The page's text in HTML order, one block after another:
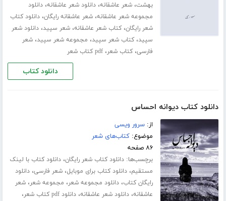
بهشت،شعر عاشقانه،دانلود شعر عاشقانه،دانلود
مجموعه شعر عاشقانه،شعر عاشقانه رایگان،دانلود کتاب
شعر رایگان،کتاب شعر عاشقانه،شعر سپید،دانلود شعر
سپید،کتاب شعر سپید، مجموعه شعر سپید،شعر
فارسی،کتاب شعر،pdf کتاب شعر
دانلود کتاب
دانلود کتاب دیوانه احساس
از:سرور ویسی
موضوع:کتاب‌های شعر
۸۶ صفحه
برچسب‌ها:دانلود کتاب شعر رایگان،دانلود کتاب با لینک
مستقیم،دانلود کتاب برای موبایل،شعر فارسی،دانلود
رایگان کتاب،دانلود مجموعه شعر، مجموعه شعر،شعر
عاشقانه،دانلود شعر عاشقانه،دانلود pdf کتاب شعر ،